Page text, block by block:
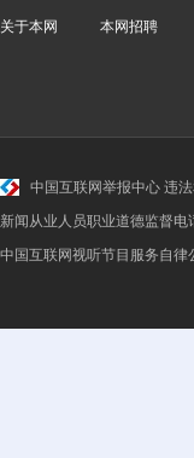
关于本网 本网招聘
中国互联网举报中心 违
新闻从业人员职业道德监督
中国互联网视听节目服务自律